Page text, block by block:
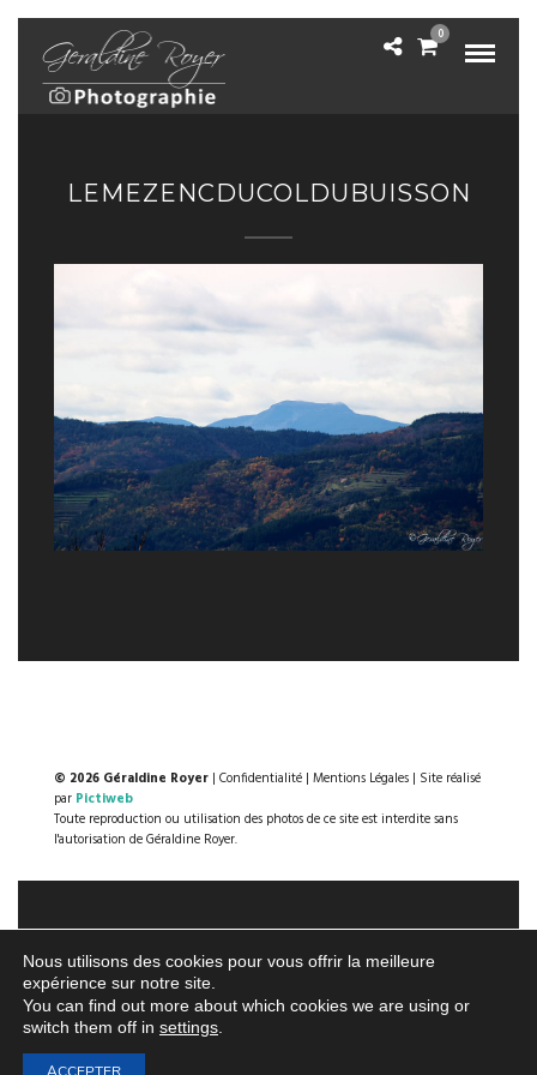
0
LEMEZENCDUCOLDUBUISSON
© 2026 Géraldine Royer | Confidentialité | Mentions Légales | Site réalisé
par Pictiweb
Toute reproduction ou utilisation des photos de ce site est interdite sans
l'autorisation de Géraldine Royer.
Nous utilisons des cookies pour vous offrir la meilleure
expérience sur notre site.
You can find out more about which cookies we are using or
switch them off in settings